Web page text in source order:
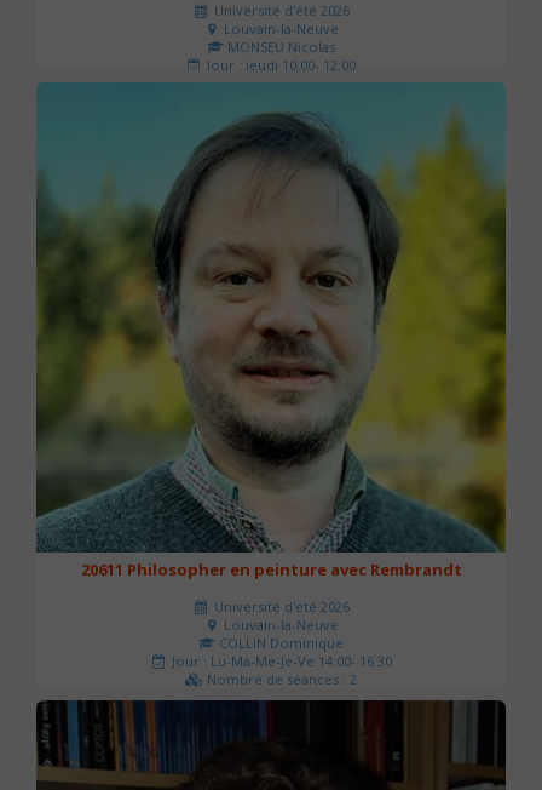
Université d'été 2026
Louvain-la-Neuve
MONSEU Nicolas
Jour : jeudi 10:00- 12:00
Nombre de séances : 1
20611 Philosopher en peinture avec Rembrandt
Université d'été 2026
Louvain-la-Neuve
COLLIN Dominique
Jour : Lu-Ma-Me-Je-Ve 14:00- 16:30
Nombre de séances : 2
51 €